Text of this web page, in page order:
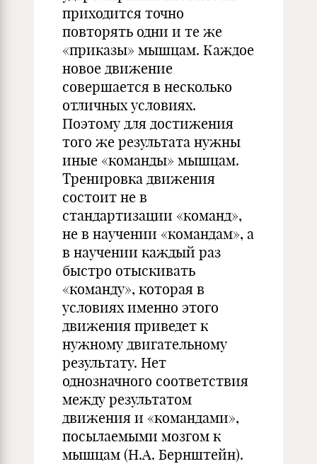
приходится точно
повторять одни и те же
«приказы» мышцам. Каждое
новое движение
совершается в несколько
отличных условиях.
Поэтому для достижения
того же результата нужны
иные «команды» мышцам.
Тренировка движения
состоит не в
стандартизации «команд»,
не в научении «командам», а
в научении каждый раз
быстро отыскивать
«команду», которая в
условиях именно этого
движения приведет к
нужному двигательному
результату. Нет
однозначного соответствия
между результатом
движения и «командами»,
посылаемыми мозгом к
мышцам (Н.А. Бернштейн).